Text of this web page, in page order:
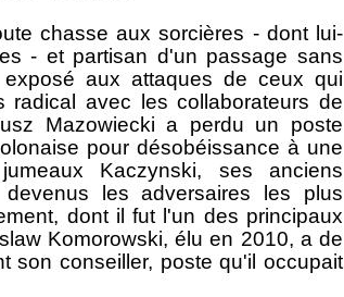
chasse aux sorcières - dont lui-
- et partisan d'un passage sans
aux attaques de ceux qui
radical avec les collaborateurs de
Mazowiecki a perdu un poste
pour désobéissance à une
Kaczynski, ses anciens
les adversaires les plus
dont il fut l'un des principaux
Komorowski, élu en 2010, a de
son conseiller, poste qu'il occupait